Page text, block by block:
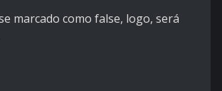
marcado como false, logo, será